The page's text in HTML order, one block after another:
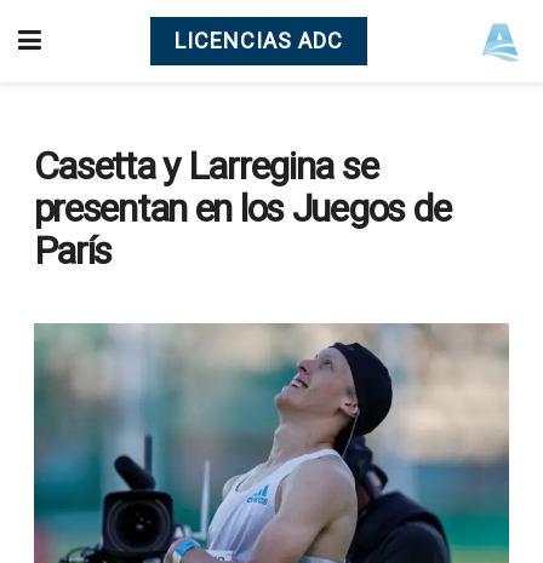
LICENCIAS ADC
Casetta y Larregina se
presentan en los Juegos de
París